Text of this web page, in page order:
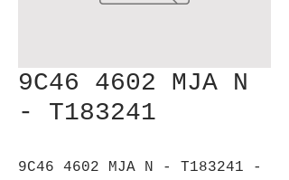
9C46 4602 MJA N
- T183241
9C46 4602 MJA N - T183241 -